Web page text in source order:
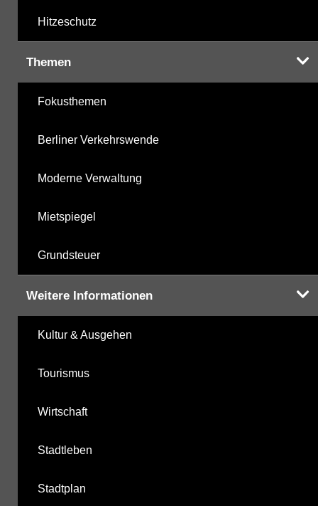
Hitzeschutz
Themen
Fokusthemen
Berliner Verkehrswende
Moderne Verwaltung
Mietspiegel
Grundsteuer
Weitere Informationen
Kultur & Ausgehen
Tourismus
Wirtschaft
Stadtleben
Stadtplan